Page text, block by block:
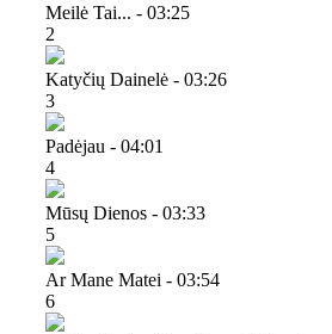
Meilė Tai... - 03:25
2
Katyčių Dainelė - 03:26
3
Padėjau - 04:01
4
Mūsų Dienos - 03:33
5
Ar Mane Matei - 03:54
6